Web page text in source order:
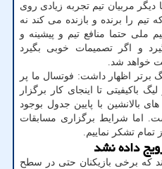
دیگر مربیان تیم تجربه زیادی روی
را برنده و بازنده می کند نه
ملی حتما منافع تیم و پیشینه و
و اگر تصمیمات خوبی بگیرد
خواهد شد.
برتر اظهار داشت: فوتسال ما پر
باکیفیتی تا اینجای کار برگزار
بالانشین با پایین جدول بوجود
اما شرایط برگزاری مسابقات
تشکر نماییم.
داده نشد
که برخی بازیکنان حتی در سطح